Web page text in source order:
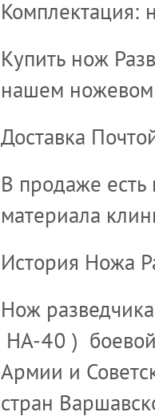
Комплектация:
Купить нож
нашем ножевом
Доставка
В продаже есть
материала
История Ножа
Нож
НА-40 )
Армии и
стран